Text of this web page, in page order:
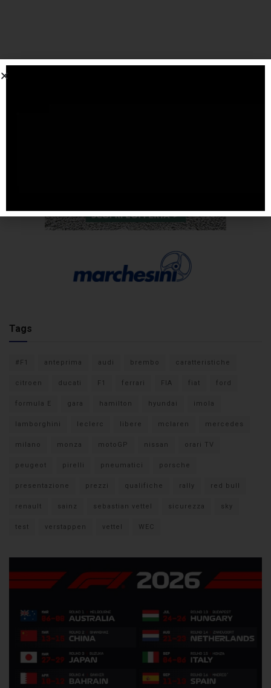
Tags
#F1 anteprima audi brembo caratteristiche
citroen ducati F1 ferrari FIA fiat ford
formula E gara hamilton hyundai imola
lamborghini leclerc libere mclaren mercedes
milano monza motoGP nissan orari TV
peugeot pirelli pneumatici porsche
presentazione prezzi qualifiche rally red bull
renault sainz sebastian vettel sicurezza sky
test verstappen vettel WEC